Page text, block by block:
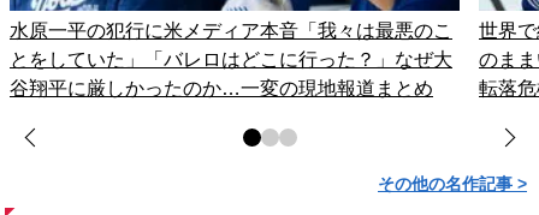
水原一平の犯行に米メディア本音「我々は最悪のこ
とをしていた」「バレロはどこに行った？」なぜ大
谷翔平に厳しかったのか…一変の現地報道まとめ
世界
のま
転落
その他の名作記事 >